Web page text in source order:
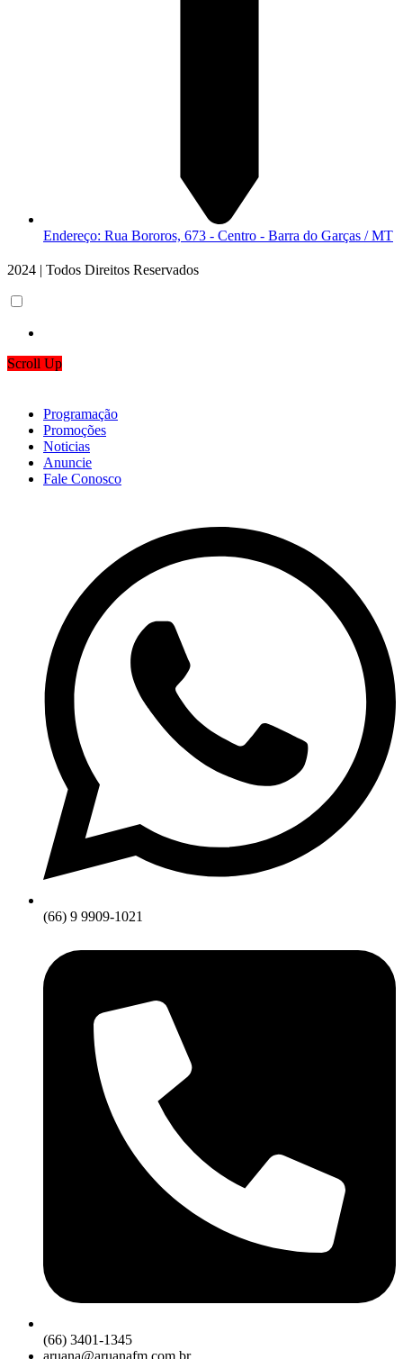
Endereço: Rua Bororos, 673 - Centro - Barra do Garças / MT
2024 | Todos Direitos Reservados
Scroll Up
Programação
Promoções
Noticias
Anuncie
Fale Conosco
(66) 9 9909-1021
(66) 3401-1345